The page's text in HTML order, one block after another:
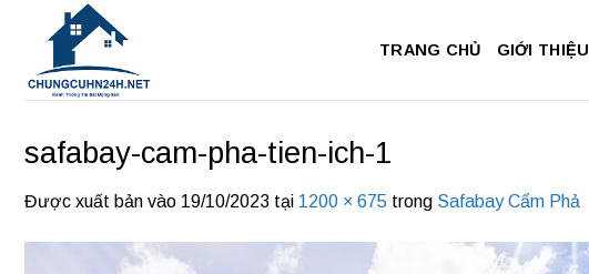
dung
TRANG CHỦ GIỚI THIỆU
safabay-cam-pha-tien-ich-1
Được xuất bản vào 19/10/2023 tại 1200 × 675 trong Safabay Cẩm Phả